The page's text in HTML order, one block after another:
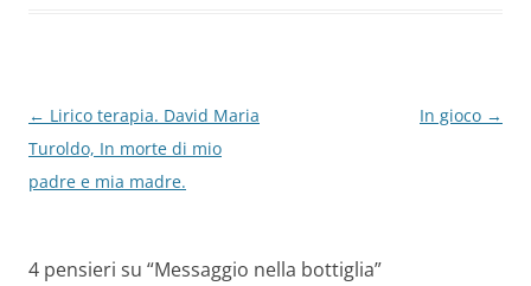
Navigazione
articolo
← Lirico terapia. David Maria
Turoldo, In morte di mio
padre e mia madre.
In gioco →
4 pensieri su “Messaggio nella bottiglia”